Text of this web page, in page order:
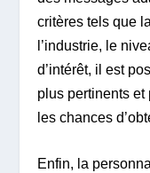
critères tels que
l’industrie, le
d’intérêt, il est
plus pertinents
les chances
Enfin, la